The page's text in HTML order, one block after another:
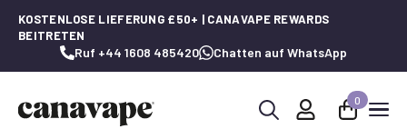
KOSTENLOSE LIEFERUNG £50+ | CANAVAPE REWARDS
BEITRETEN
Ruf +44 1608 485420 Chatten auf WhatsApp
0